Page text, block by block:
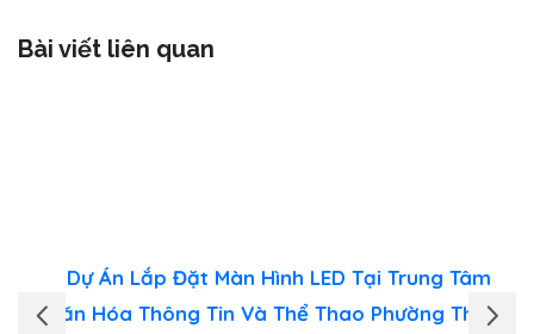
Bài viết liên quan
Dự Án Lắp Đặt Màn Hình LED Tại Trung Tâm
Văn Hóa Thông Tin Và Thể Thao Phường Thanh